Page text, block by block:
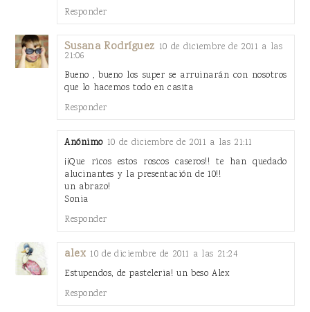
Responder
Susana Rodríguez 10 de diciembre de 2011 a las
21:06
Bueno , bueno los super se arruinarán con nosotros
que lo hacemos todo en casita
Responder
Anónimo 10 de diciembre de 2011 a las 21:11
¡¡Que ricos estos roscos caseros!! te han quedado
alucinantes y la presentación de 10!!
un abrazo!
Sonia
Responder
alex 10 de diciembre de 2011 a las 21:24
Estupendos, de pasteleria! un beso Alex
Responder